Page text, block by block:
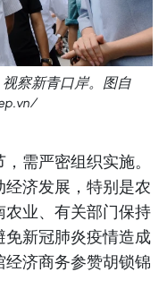
察新青口岸。图自
需严密组织实施。
济发展，特别是农
业、有关部门保持
新冠肺炎疫情造成
济商务参赞胡锁锦